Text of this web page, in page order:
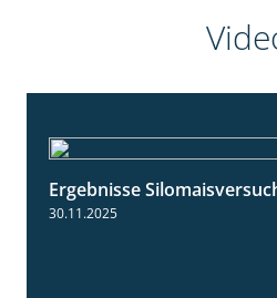
Ergebnisse
30.11.2025